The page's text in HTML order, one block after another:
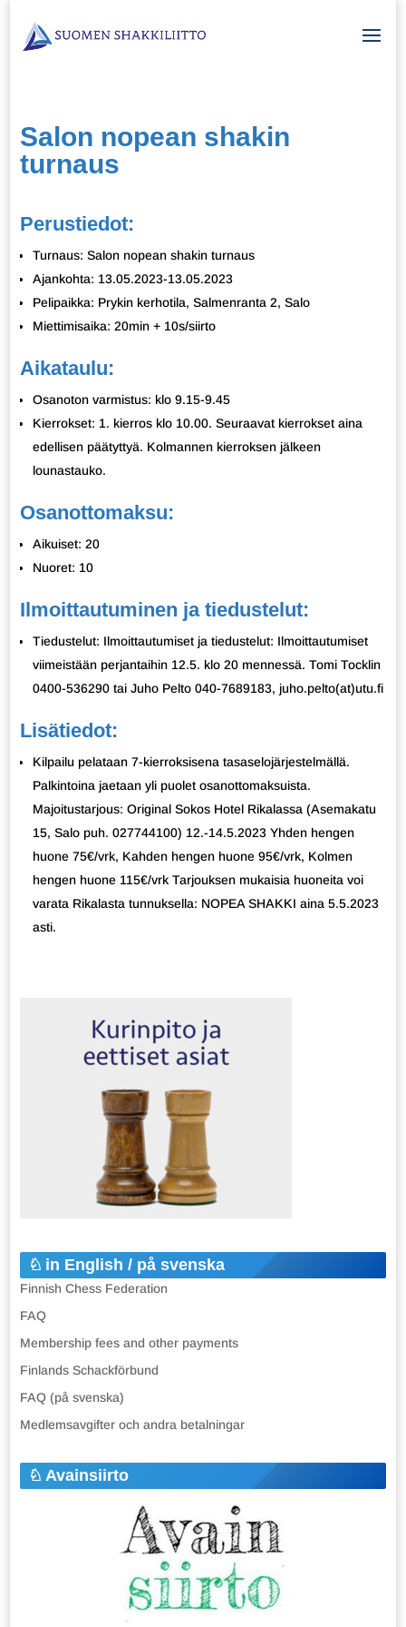
Salon nopean shakin
turnaus
Perustiedot:
Turnaus: Salon nopean shakin turnaus
Ajankohta: 13.05.2023-13.05.2023
Pelipaikka: Prykin kerhotila, Salmenranta 2, Salo
Miettimisaika: 20min + 10s/siirto
Aikataulu:
Osanoton varmistus: klo 9.15-9.45
Kierrokset: 1. kierros klo 10.00. Seuraavat kierrokset aina
edellisen päätyttyä. Kolmannen kierroksen jälkeen
lounastauko.
Osanottomaksu:
Aikuiset: 20
Nuoret: 10
Ilmoittautuminen ja tiedustelut:
Tiedustelut: Ilmoittautumiset ja tiedustelut: Ilmoittautumiset
viimeistään perjantaihin 12.5. klo 20 mennessä. Tomi Tocklin
0400-536290 tai Juho Pelto 040-7689183, juho.pelto(at)utu.fi
Lisätiedot:
Kilpailu pelataan 7-kierroksisena tasaselojärjestelmällä.
Palkintoina jaetaan yli puolet osanottomaksuista.
Majoitustarjous: Original Sokos Hotel Rikalassa (Asemakatu
15, Salo puh. 027744100) 12.-14.5.2023 Yhden hengen
huone 75€/vrk, Kahden hengen huone 95€/vrk, Kolmen
hengen huone 115€/vrk Tarjouksen mukaisia huoneita voi
varata Rikalasta tunnuksella: NOPEA SHAKKI aina 5.5.2023
asti.
in English / på svenska
Finnish Chess Federation
FAQ
Membership fees and other payments
Finlands Schackförbund
FAQ (på svenska)
Medlemsavgifter och andra betalningar
Avainsiirto